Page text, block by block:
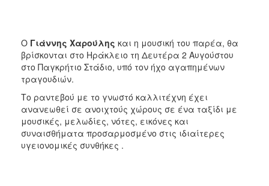
Ο Γιάννης Χαρούλης και η μουσική του παρέα, θα
βρίσκονται στο Ηράκλειο τη Δευτέρα 2 Αυγούστου
στο Παγκρήτιο Στάδιο, υπό τον ήχο αγαπημένων
τραγουδιών.
Το ραντεβού με το γνωστό καλλιτέχνη έχει
ανανεωθεί σε ανοιχτούς χώρους σε ένα ταξίδι με
μουσικές, μελωδίες, νότες, εικόνες και
συναισθήματα προσαρμοσμένο στις ιδιαίτερες
υγειονομικές συνθήκες .